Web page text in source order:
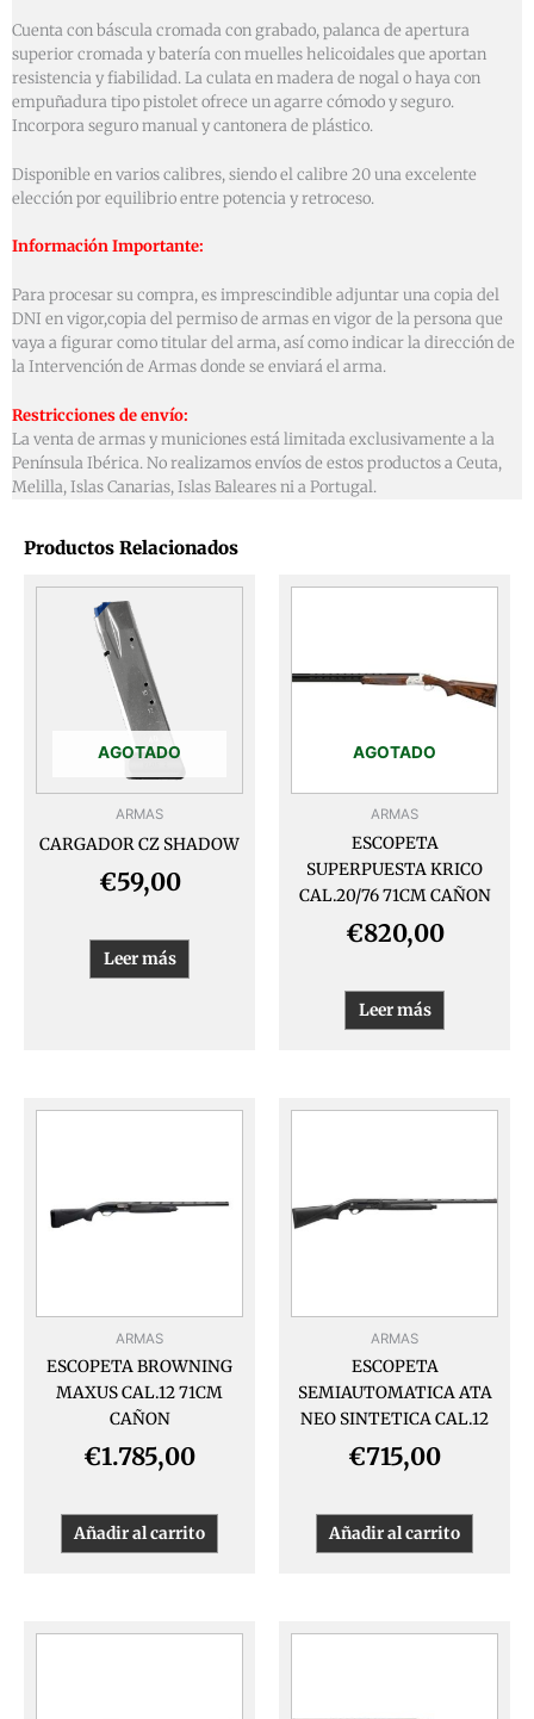
Cuenta con báscula cromada con grabado, palanca de apertura
superior cromada y batería con muelles helicoidales que aportan
resistencia y fiabilidad. La culata en madera de nogal o haya con
empuñadura tipo pistolet ofrece un agarre cómodo y seguro.
Incorpora seguro manual y cantonera de plástico.
Disponible en varios calibres, siendo el calibre 20 una excelente
elección por equilibrio entre potencia y retroceso.
Información Importante:
Para procesar su compra, es imprescindible adjuntar una copia del
DNI en vigor,copia del permiso de armas en vigor de la persona que
vaya a figurar como titular del arma, así como indicar la dirección de
la Intervención de Armas donde se enviará el arma.
Restricciones de envío:
La venta de armas y municiones está limitada exclusivamente a la
Península Ibérica. No realizamos envíos de estos productos a Ceuta,
Melilla, Islas Canarias, Islas Baleares ni a Portugal.
Productos Relacionados
AGOTADO
ARMAS
CARGADOR CZ SHADOW
€59,00
Leer más
AGOTADO
ARMAS
ESCOPETA
SUPERPUESTA KRICO
CAL.20/76 71CM CAÑON
€820,00
Leer más
ARMAS
ESCOPETA BROWNING
MAXUS CAL.12 71CM
CAÑON
€1.785,00
Añadir al carrito
ARMAS
ESCOPETA
SEMIAUTOMATICA ATA
NEO SINTETICA CAL.12
€715,00
Añadir al carrito